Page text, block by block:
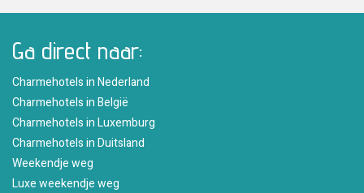
Ga direct naar:
Charmehotels in Nederland
Charmehotels in België
Charmehotels in Luxemburg
Charmehotels in Duitsland
Weekendje weg
Luxe weekendje weg